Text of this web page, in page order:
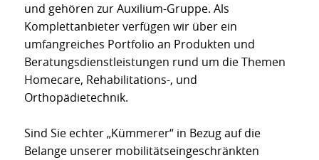
und gehören zur Auxilium-Gruppe. Als
Komplettanbieter verfügen wir über ein
umfangreiches Portfolio an Produkten und
Beratungsdienstleistungen rund um die Themen
Homecare, Rehabilitations-, und
Orthopädietechnik.
Sind Sie echter „Kümmerer“ in Bezug auf die
Belange unserer mobilitätseingeschränkten